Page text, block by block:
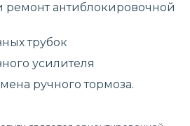
ремонт антиблокировочной
трубок
усилителя
ручного тормоза.